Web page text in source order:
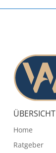
ÜBERSICHT
Home
Ratgeber